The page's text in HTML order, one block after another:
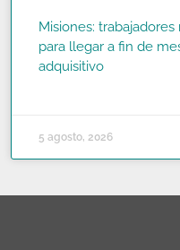
Misiones:
para llegar a fin de
adquisitivo
5 agosto, 2026